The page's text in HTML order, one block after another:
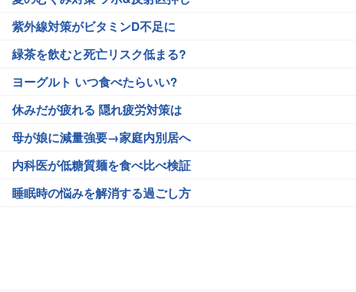
紫外線対策がビタミンD不足に
緑茶を飲むと死亡リスク低まる?
ヨーグルト いつ食べたらいい?
休みだが疲れる 隠れ疲労対策は
母が娘に減量強要→家庭内別居へ
内科医が低糖質麺を食べ比べ検証
睡眠時の悩みを解消する過ごし方